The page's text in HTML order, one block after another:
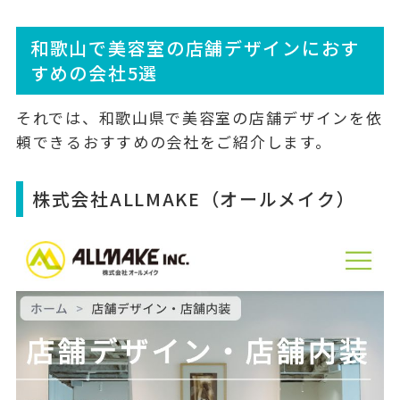
和歌山で美容室の店舗デザインにおす
すめの会社5選
それでは、和歌山県で美容室の店舗デザインを依
頼できるおすすめの会社をご紹介します。
株式会社ALLMAKE（オールメイク）